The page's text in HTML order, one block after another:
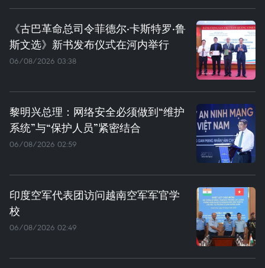
《古巴革命总司令菲德尔·卡斯特罗·鲁
斯文选》新书发布仪式在河内举行
06/08/2026 03:38
黎明兴总理：网络安全必须做到“维护
系统”与“保护人员”紧密结合
06/08/2026 02:59
印度空军代表团访问越南空军军官学
校
06/08/2026 02:49